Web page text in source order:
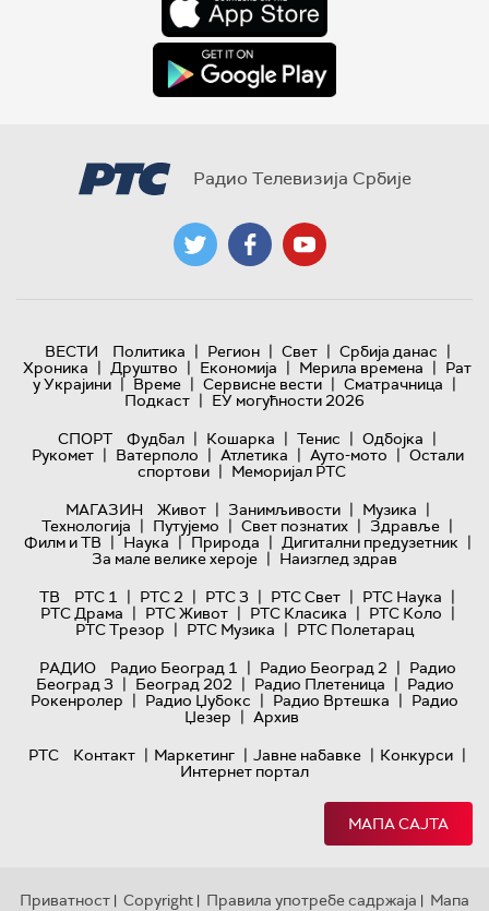
Радио Телевизија Србије
ВЕСТИ Политика | Регион | Свет | Србија данас |
Хроника | Друштво | Економија | Мерила времена | Рат
у Украјини | Време | Сервисне вести | Сматрачница |
Подкаст | ЕУ могућности 2026
СПОРТ
Фудбал | Кошарка | Тенис | Одбојка |
Рукомет | Ватерполо | Атлетика | Ауто-мото | Остали
спортови | Меморијал РТС
МАГАЗИН
Живот | Занимљивости | Музика |
Технологијa | Путујемо | Свет познатих | Здравље |
Филм и ТВ | Наука | Природа | Дигитални предузетник |
За мале велике хероје | Наизглед здрав
ТВ
РТС 1 | РТС 2 | РТС 3 | РТС Свет | РТС Наука |
РТС Драма | РТС Живот | РТС Класика | РТС Коло |
РТС Трезор | РТС Музика | РТС Полетарац
РАДИО
Радио Београд 1 | Радио Београд 2 | Радио
Београд 3 | Београд 202 | Радио Плетеница | Радио
Рокенролер | Радио Џубокс | Радио Вртешка | Радио
Џезер | Архив
РТС
Контакт | Маркетинг | Јавне набавке | Конкурси |
Интернет портал
МАПА САЈТА
Приватност | Copyright | Правила употребе садржаја | Мапа